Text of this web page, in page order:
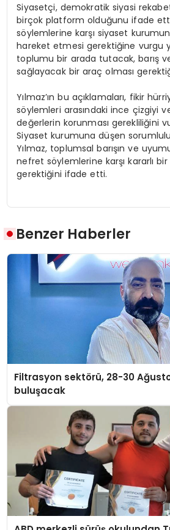
Siyasetçi, demokratik siyasi
birçok platform olduğunu ifade
söylemlerine karşı siyaset
hareket etmesi gerektiğine vurgu
toplumu bir arada tutacak, barış
sağlayacak bir araç olması
Yılmaz’ın bu açıklamaları, fikir
söylemleri arasındaki ince çizgiyi
değerlerin korunması gerekliliğini
Siyaset kurumuna düşen
Yılmaz, toplumsal barışın ve
nefret söylemlerine karşı kararlı
gerektiğini ifade etti.
Benzer Haberler
Filtrasyon sektörü, 28-30
buluşacak